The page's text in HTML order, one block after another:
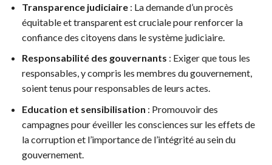
Transparence judiciaire: La demande d’un procès
équitable et transparent est cruciale pour renforcer la
confiance des citoyens dans le système judiciaire.
Responsabilité des gouvernants : Exiger que tous les
responsables, y compris les membres du gouvernement,
soient tenus pour responsables de leurs actes.
Education et sensibilisation : Promouvoir des
campagnes pour éveiller les consciences sur les effets de
la corruption et l’importance de l’intégrité au sein du
gouvernement.